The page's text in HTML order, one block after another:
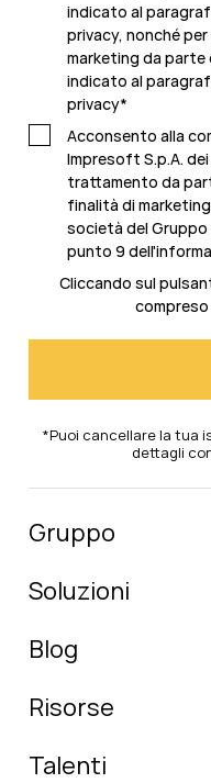
indicato al
privacy, nonché
marketing da parte
indicato al
privacy*
Acconsento alla
Impresoft S.p.A.
trattamento da
finalità di
società del
punto 9
Cliccando sul
compreso
*Puoi cancellare la tua
dettagli
Gruppo
Soluzioni
Blog
Risorse
Talenti